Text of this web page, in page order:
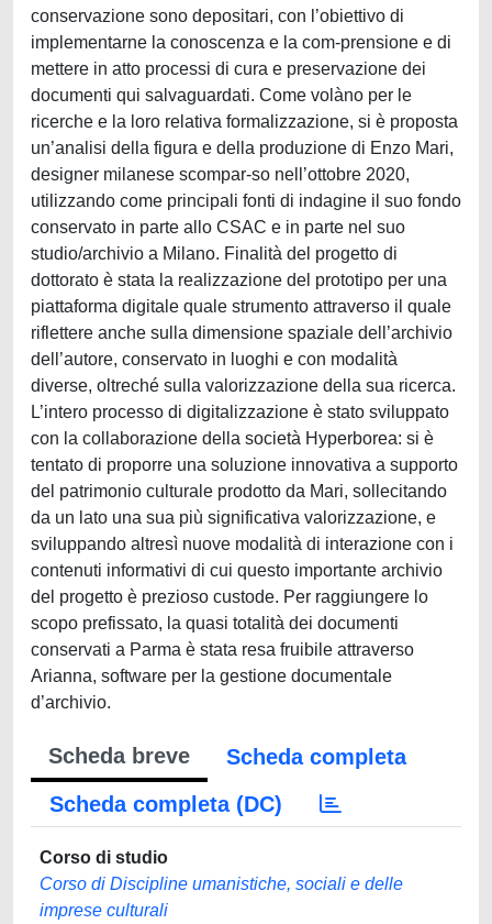
conservazione sono depositari, con l’obiettivo di
implementarne la conoscenza e la com-prensione e di
mettere in atto processi di cura e preservazione dei
documenti qui salvaguardati. Come volàno per le
ricerche e la loro relativa formalizzazione, si è proposta
un’analisi della figura e della produzione di Enzo Mari,
designer milanese scompar-so nell’ottobre 2020,
utilizzando come principali fonti di indagine il suo fondo
conservato in parte allo CSAC e in parte nel suo
studio/archivio a Milano. Finalità del progetto di
dottorato è stata la realizzazione del prototipo per una
piattaforma digitale quale strumento attraverso il quale
riflettere anche sulla dimensione spaziale dell’archivio
dell’autore, conservato in luoghi e con modalità
diverse, oltreché sulla valorizzazione della sua ricerca.
L’intero processo di digitalizzazione è stato sviluppato
con la collaborazione della società Hyperborea: si è
tentato di proporre una soluzione innovativa a supporto
del patrimonio culturale prodotto da Mari, sollecitando
da un lato una sua più significativa valorizzazione, e
sviluppando altresì nuove modalità di interazione con i
contenuti informativi di cui questo importante archivio
del progetto è prezioso custode. Per raggiungere lo
scopo prefissato, la quasi totalità dei documenti
conservati a Parma è stata resa fruibile attraverso
Arianna, software per la gestione documentale
d’archivio.
Scheda breve
Scheda completa
Scheda completa (DC)
Corso di studio
Corso di Discipline umanistiche, sociali e delle
imprese culturali